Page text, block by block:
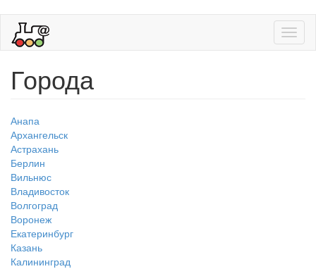
Города
Анапа
Архангельск
Астрахань
Берлин
Вильнюс
Владивосток
Волгоград
Воронеж
Екатеринбург
Казань
Калининград